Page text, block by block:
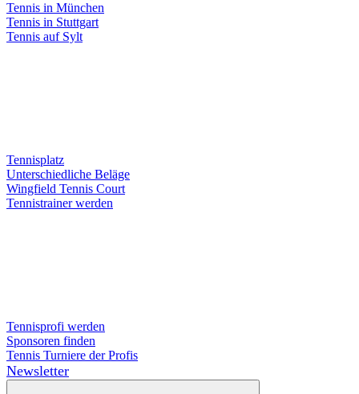
Tennis in München
Tennis in Stuttgart
Tennis auf Sylt
Tennisplatz
Unterschiedliche Beläge
Wingfield Tennis Court
Tennistrainer werden
Tennisprofi werden
Sponsoren finden
Tennis Turniere der Profis
Newsletter